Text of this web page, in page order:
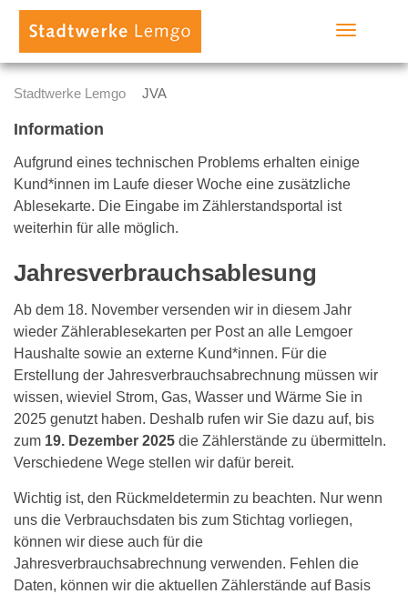
Toggle
Stadtwerke Lemgo JVA
Information
Aufgrund eines technischen Problems erhalten einige
Kund*innen im Laufe dieser Woche eine zusätzliche
Ablesekarte. Die Eingabe im Zählerstandsportal ist
weiterhin für alle möglich.
Jahresverbrauchsablesung
Ab dem 18. November versenden wir in diesem Jahr
wieder Zählerablesekarten per Post an alle Lemgoer
Haushalte sowie an externe Kund*innen. Für die
Erstellung der Jahresverbrauchsabrechnung müssen wir
wissen, wieviel Strom, Gas, Wasser und Wärme Sie in
2025 genutzt haben. Deshalb rufen wir Sie dazu auf, bis
zum 19. Dezember 2025 die Zählerstände zu übermitteln.
Verschiedene Wege stellen wir dafür bereit.
Wichtig ist, den Rückmeldetermin zu beachten. Nur wenn
uns die Verbrauchsdaten bis zum Stichtag vorliegen,
können wir diese auch für die
Jahresverbrauchsabrechnung verwenden. Fehlen die
Daten, können wir die aktuellen Zählerstände auf Basis